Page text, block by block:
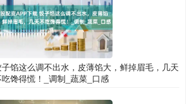
馅这么调不出水，皮薄馅大，鲜掉眉毛，几天
馋得慌！_调制_蔬菜_口感